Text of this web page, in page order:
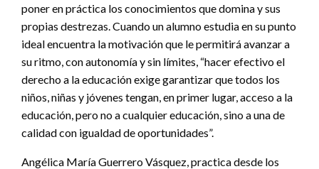
poner en práctica los conocimientos que domina y sus
propias destrezas. Cuando un alumno estudia en su punto
ideal encuentra la motivación que le permitirá avanzar a
su ritmo, con autonomía y sin límites, “hacer efectivo el
derecho a la educación exige garantizar que todos los
niños, niñas y jóvenes tengan, en primer lugar, acceso a la
educación, pero no a cualquier educación, sino a una de
calidad con igualdad de oportunidades”.
Angélica María Guerrero Vásquez, practica desde los